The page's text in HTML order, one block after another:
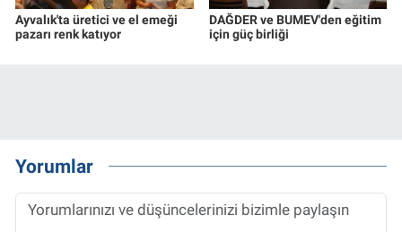
Ayvalık'ta üretici ve el emeği
pazarı renk katıyor
DAĞDER ve BUMEV'den eğitim
için güç birliği
Yorumlar